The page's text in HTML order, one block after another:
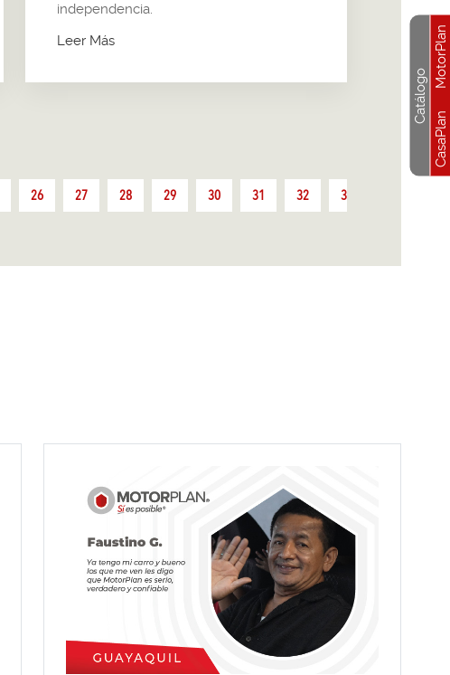
independencia.
Leer Más
26 27 28 29 30 31 32 33
Catálogo
CasaPlan
MotorPlan